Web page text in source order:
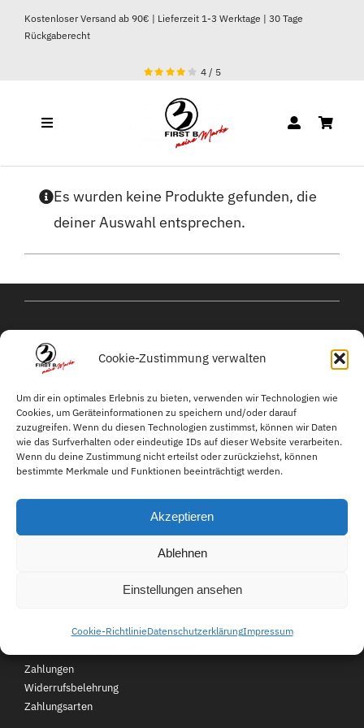
Cookie-Zustimmung verwalten
Um dir ein optimales Erlebnis zu bieten, verwenden wir Technologien wie
Cookies, um Geräteinformationen zu speichern und/oder darauf
zuzugreifen. Wenn du diesen Technologien zustimmst, können wir Daten
wie das Surfverhalten oder eindeutige IDs auf dieser Website verarbeiten.
Wenn du deine Zustimmung nicht erteilst oder zurückziehst, können
bestimmte Merkmale und Funktionen beeinträchtigt werden.
Akzeptieren
Ablehnen
Einstellungen ansehen
Cookie-RichtlinieDatenschutzerklärungImpressum
Zum
Inhalt
Kostenloser Versand ab 90€ | Lieferzeit 1-3 Werktage | 30 Tage
Rückgaberecht
4/ 5
Toggle
Es wurden keine Produkte gefunden, die
deiner Auswahl entsprechen.
kontakt@michael-
heinen.com
Melde Sie uns Ihr Anliegen
einfach per E-Mail.
049559343611
Mo-Fr 08:00-16:00 Uhr für
Lieferzeit 1-3 Tage
Zahlungen
Widerrufsbelehrung
Zahlungsarten
Über First B
Unsere Filialen